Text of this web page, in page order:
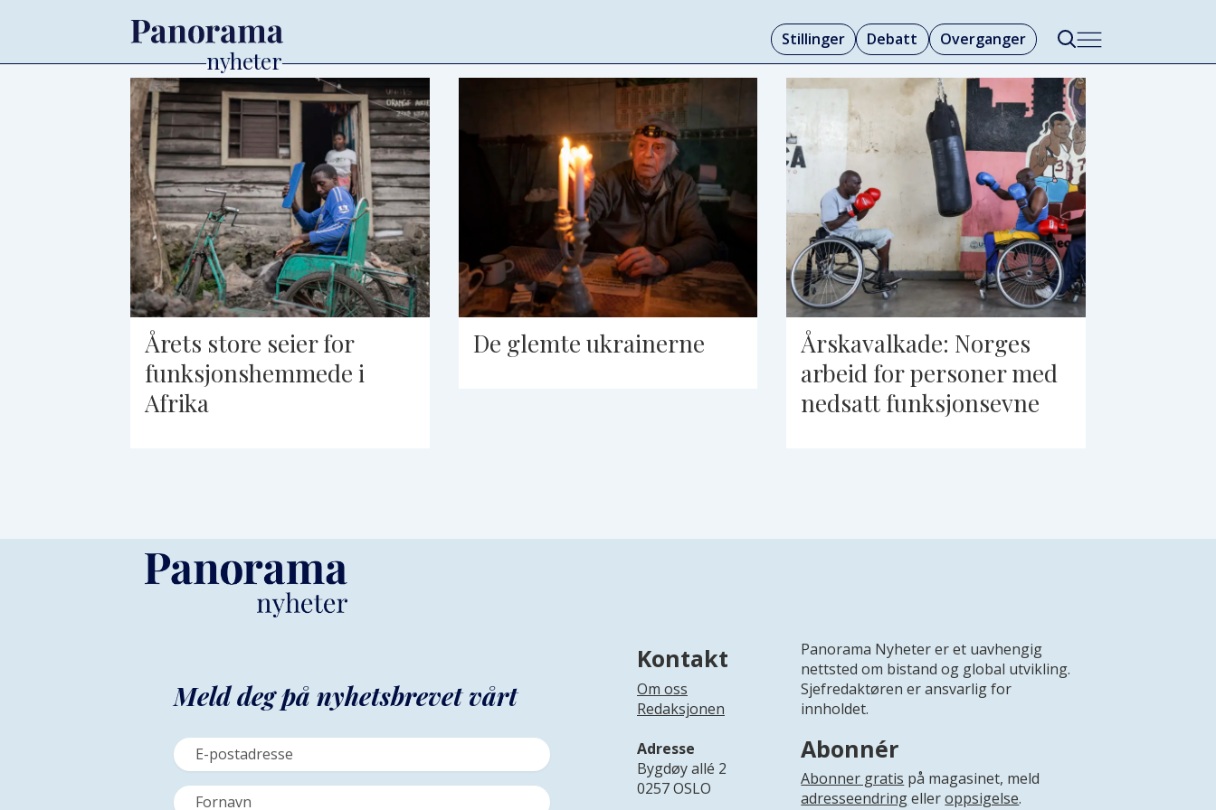
Stillinger Debatt Overganger
alliansen
Årets store seier for
funksjonshemmede i
Afrika
De glemte ukrainerne
Årskavalkade: Norges
arbeid for personer med
nedsatt funksjonsevne
Meld deg på nyhetsbrevet vårt
Kontakt
Om oss
Redaksjonen
Adresse
Bygdøy allé 2
0257 OSLO
Panorama Nyheter er et uavhengig
nettsted om bistand og global utvikling.
Sjefredaktøren er ansvarlig for
innholdet.
Abonnér
Abonner gratis på magasinet, meld
adresseendringelleroppsigelse.